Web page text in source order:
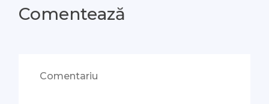
Comentează